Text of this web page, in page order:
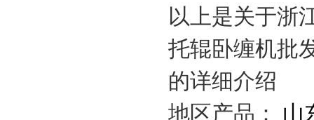
以上是关于浙
托辊卧缠机批
的详细介绍
地区产品： 山